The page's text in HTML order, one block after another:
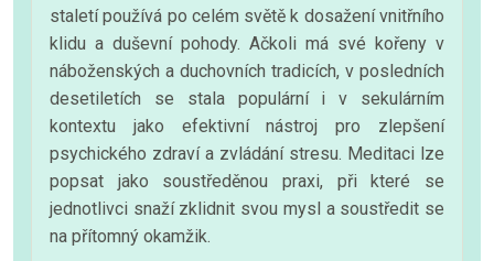
staletí používá po celém světě k dosažení vnitřního
klidu a duševní pohody. Ačkoli má své kořeny v
náboženských a duchovních tradicích, v posledních
desetiletích se stala populární i v sekulárním
kontextu jako efektivní nástroj pro zlepšení
psychického zdraví a zvládání stresu. Meditaci lze
popsat jako soustředěnou praxi, při které se
jednotlivci snaží zklidnit svou mysl a soustředit se
na přítomný okamžik.